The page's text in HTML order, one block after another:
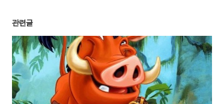
관련글